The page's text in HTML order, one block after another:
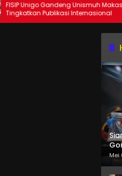
Unismuh Makassar
Internasional
Mei